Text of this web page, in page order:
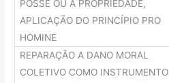
POSSE OU A PROPRIEDADE,
APLICAÇÃO DO PRINCÍPIO PRO
HOMINE
REPARAÇÃO A DANO MORAL
COLETIVO COMO INSTRUMENTO